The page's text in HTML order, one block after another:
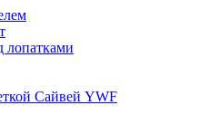
лопатками
Сайвей YWF